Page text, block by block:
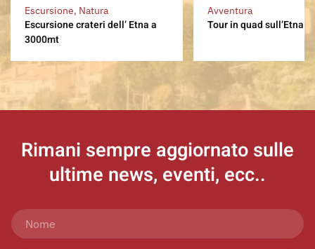
Escursione, Natura
Escursione crateri dell’ Etna a
3000mt
Avventura
Tour in quad sull’Etna
Rimani sempre aggiornato sulle
ultime news, eventi, ecc..